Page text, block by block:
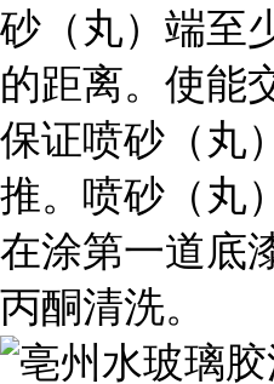
砂（丸）端至
的距离。使能
保证喷砂（丸
推。喷砂（丸
在涂第一道底
丙酮清洗。